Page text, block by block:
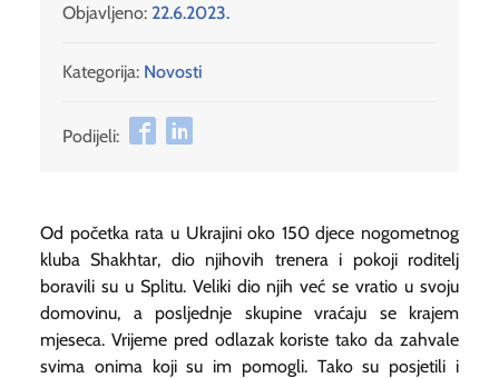
Objavljeno: 22.6.2023.
Kategorija: Novosti
Podijeli:
Od početka rata u Ukrajini oko 150 djece nogometnog
kluba Shakhtar, dio njihovih trenera i pokoji roditelj
boravili su u Splitu. Veliki dio njih već se vratio u svoju
domovinu, a posljednje skupine vraćaju se krajem
mjeseca. Vrijeme pred odlazak koriste tako da zahvale
svima onima koji su im pomogli. Tako su posjetili i